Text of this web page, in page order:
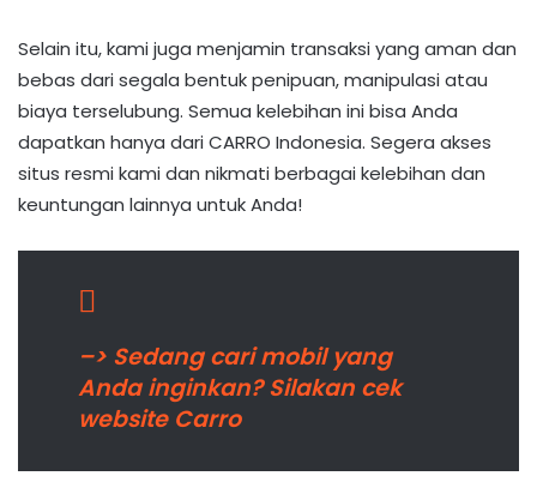
Selain itu, kami juga menjamin transaksi yang aman dan
bebas dari segala bentuk penipuan, manipulasi atau
biaya terselubung. Semua kelebihan ini bisa Anda
dapatkan hanya dari CARRO Indonesia. Segera akses
situs resmi kami dan nikmati berbagai kelebihan dan
keuntungan lainnya untuk Anda!
–> Sedang cari mobil yang
Anda inginkan? Silakan cek
website Carro